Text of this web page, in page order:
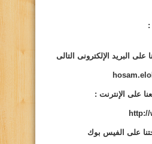
:
البريد الإلكترونى التالى
على الإنترنت :
على الفيس بوك